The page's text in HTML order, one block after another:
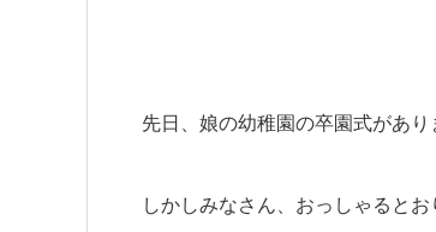
先日、娘の幼稚園の卒園式があり
しかしみなさん、おっしゃるとお